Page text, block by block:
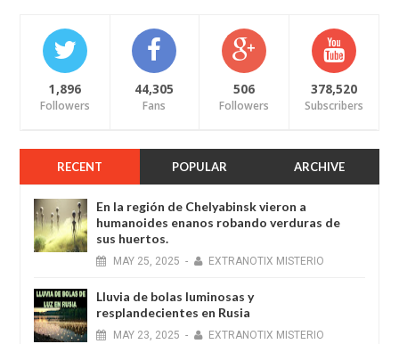
1,896
Followers
44,305
Fans
506
Followers
378,520
Subscribers
RECENT POPULAR ARCHIVE
En la región de Chelyabinsk vieron a
humanoides enanos robando verduras de
sus huertos.
MAY 25, 2025 - EXTRANOTIX MISTERIO
Lluvia de bolas luminosas y
resplandecientes en Rusia
MAY 23, 2025 - EXTRANOTIX MISTERIO